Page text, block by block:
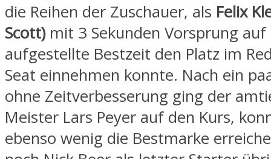
die Reihen der Zuschauer, als Felix
Scott)mit 3 Sekunden Vorsprung auf
aufgestellte Bestzeit den Platz im
Seat einnehmen konnte. Nach ein
ohne Zeitverbesserung ging der
Meister Lars Peyer auf den Kurs,
ebenso wenig die Bestmarke